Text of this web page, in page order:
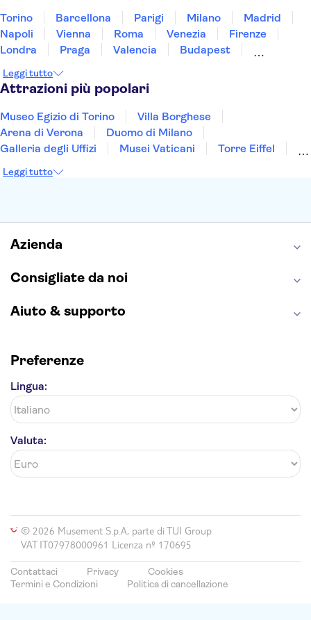
Torino Barcellona Parigi Milano
Madrid
Napoli
Vienna Roma Venezia
Firenze
Londra
Praga Valencia
Budapest
Palermo
Leggi tutto
Attrazioni più popolari
Museo Egizio di Torino
Villa Borghese
Arena di Verona
Duomo di Milano
Galleria degli Uffizi
Musei Vaticani
Torre Eiffel
Reggia di Caserta
Leggi tutto
Azienda
Consigliate da noi
Aiuto & supporto
Preferenze
Lingua:
Valuta:
© 2026 Musement S.p.A, parte di TUI Group
VAT IT07978000961 Licenza nº 170695
Contattaci Privacy
Cookies
Termini e Condizioni
Politica di cancellazione